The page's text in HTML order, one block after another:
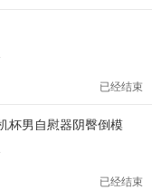
已经结束
杯男自慰器阴臀倒模
已经结束